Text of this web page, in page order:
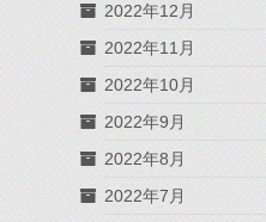
2022年12月
2022年11月
2022年10月
2022年9月
2022年8月
2022年7月